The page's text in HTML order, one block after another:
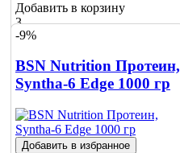
Добавить в корзину
3
-9%
BSN Nutrition Протеин,
Syntha-6 Edge 1000 гр
Добавить в избранное